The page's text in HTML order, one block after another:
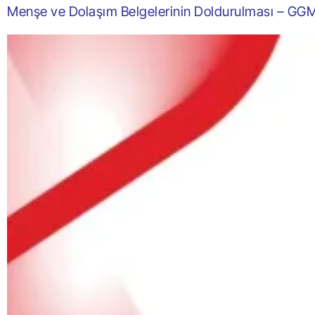
Menşe ve Dolaşım Belgelerinin Doldurulması –